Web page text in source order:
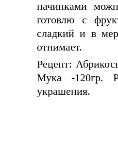
начинками
готовлю с
сладкий и в
отнимает.
Рецепт:
Мука -120гр.
украшения.